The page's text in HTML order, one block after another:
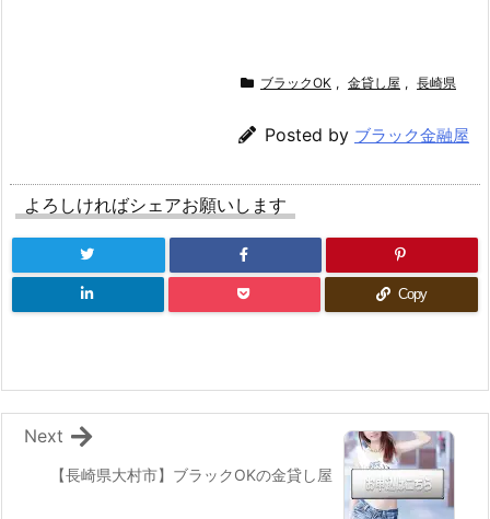
ブラックOK , 金貸し屋 , 長崎県
Posted by ブラック金融屋
よろしければシェアお願いします
Copy
【長崎県大村市】ブラックOKの金貸し屋
Next